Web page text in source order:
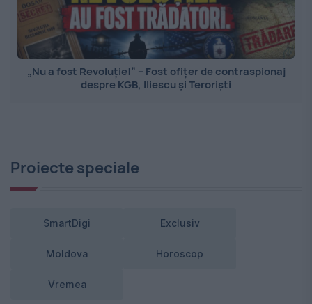
„Nu a fost Revoluție!” – Fost ofițer de contraspionaj
despre KGB, Iliescu și Teroriști
Proiecte speciale
SmartDigi Exclusiv
Moldova Horoscop
Vremea